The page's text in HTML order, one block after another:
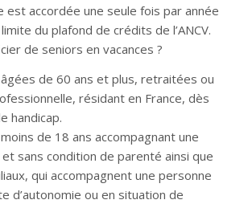
est accordée une seule fois par année
du plafond de crédits de l’ANCV.
de seniors en vacances ?
de 60 ans et plus, retraitées ou
résidant en France, dès
handicap.
de 18 ans accompagnant une
sans condition de parenté ainsi que
qui accompagnent une personne
d’autonomie ou en situation de